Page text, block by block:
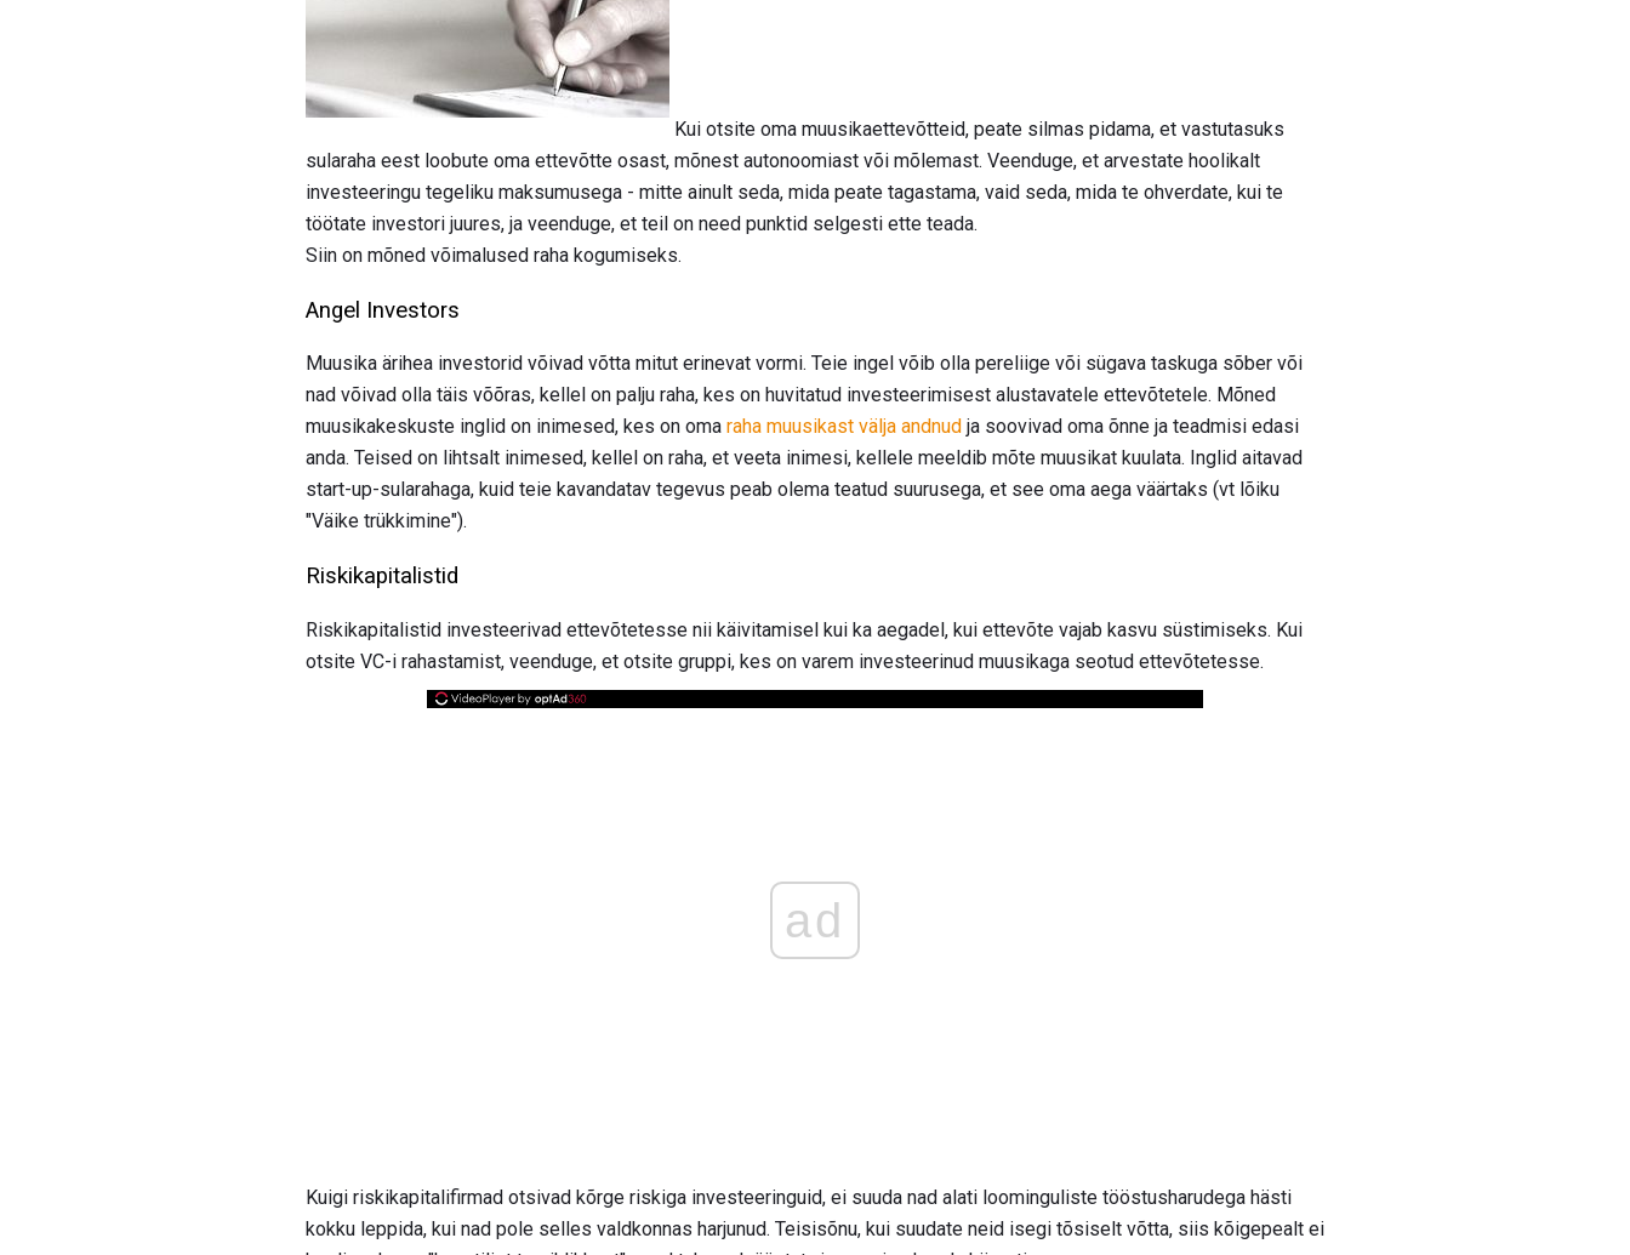
Kui otsite oma muusikaettevõtteid, peate silmas pidama, et vastutasuks
sularaha eest loobute oma ettevõtte osast, mõnest autonoomiast või mõlemast. Veenduge, et arvestate hoolikalt
investeeringu tegeliku maksumusega - mitte ainult seda, mida peate tagastama, vaid seda, mida te ohverdate, kui te
töötate investori juures, ja veenduge, et teil on need punktid selgesti ette teada.
Siin on mõned võimalused raha kogumiseks.
Angel Investors
Muusika ärihea investorid võivad võtta mitut erinevat vormi. Teie ingel võib olla pereliige või sügava taskuga sõber või
nad võivad olla täis võõras, kellel on palju raha, kes on huvitatud investeerimisest alustavatele ettevõtetele. Mõned
muusikakeskuste inglid on inimesed, kes on oma raha muusikast välja andnud ja soovivad oma õnne ja teadmisi edasi
anda. Teised on lihtsalt inimesed, kellel on raha, et veeta inimesi, kellele meeldib mõte muusikat kuulata. Inglid aitavad
start-up-sularahaga, kuid teie kavandatav tegevus peab olema teatud suurusega, et see oma aega väärtaks (vt lõiku
"Väike trükkimine").
Riskikapitalistid
Riskikapitalistid investeerivad ettevõtetesse nii käivitamisel kui ka aegadel, kui ettevõte vajab kasvu süstimiseks. Kui
otsite VC-i rahastamist, veenduge, et otsite gruppi, kes on varem investeerinud muusikaga seotud ettevõtetesse.
ad
Kuigi riskikapitalifirmad otsivad kõrge riskiga investeeringuid, ei suuda nad alati loominguliste tööstusharudega hästi
kokku leppida, kui nad pole selles valdkonnas harjunud. Teisisõnu, kui suudate neid isegi tõsiselt võtta, siis kõigepealt ei